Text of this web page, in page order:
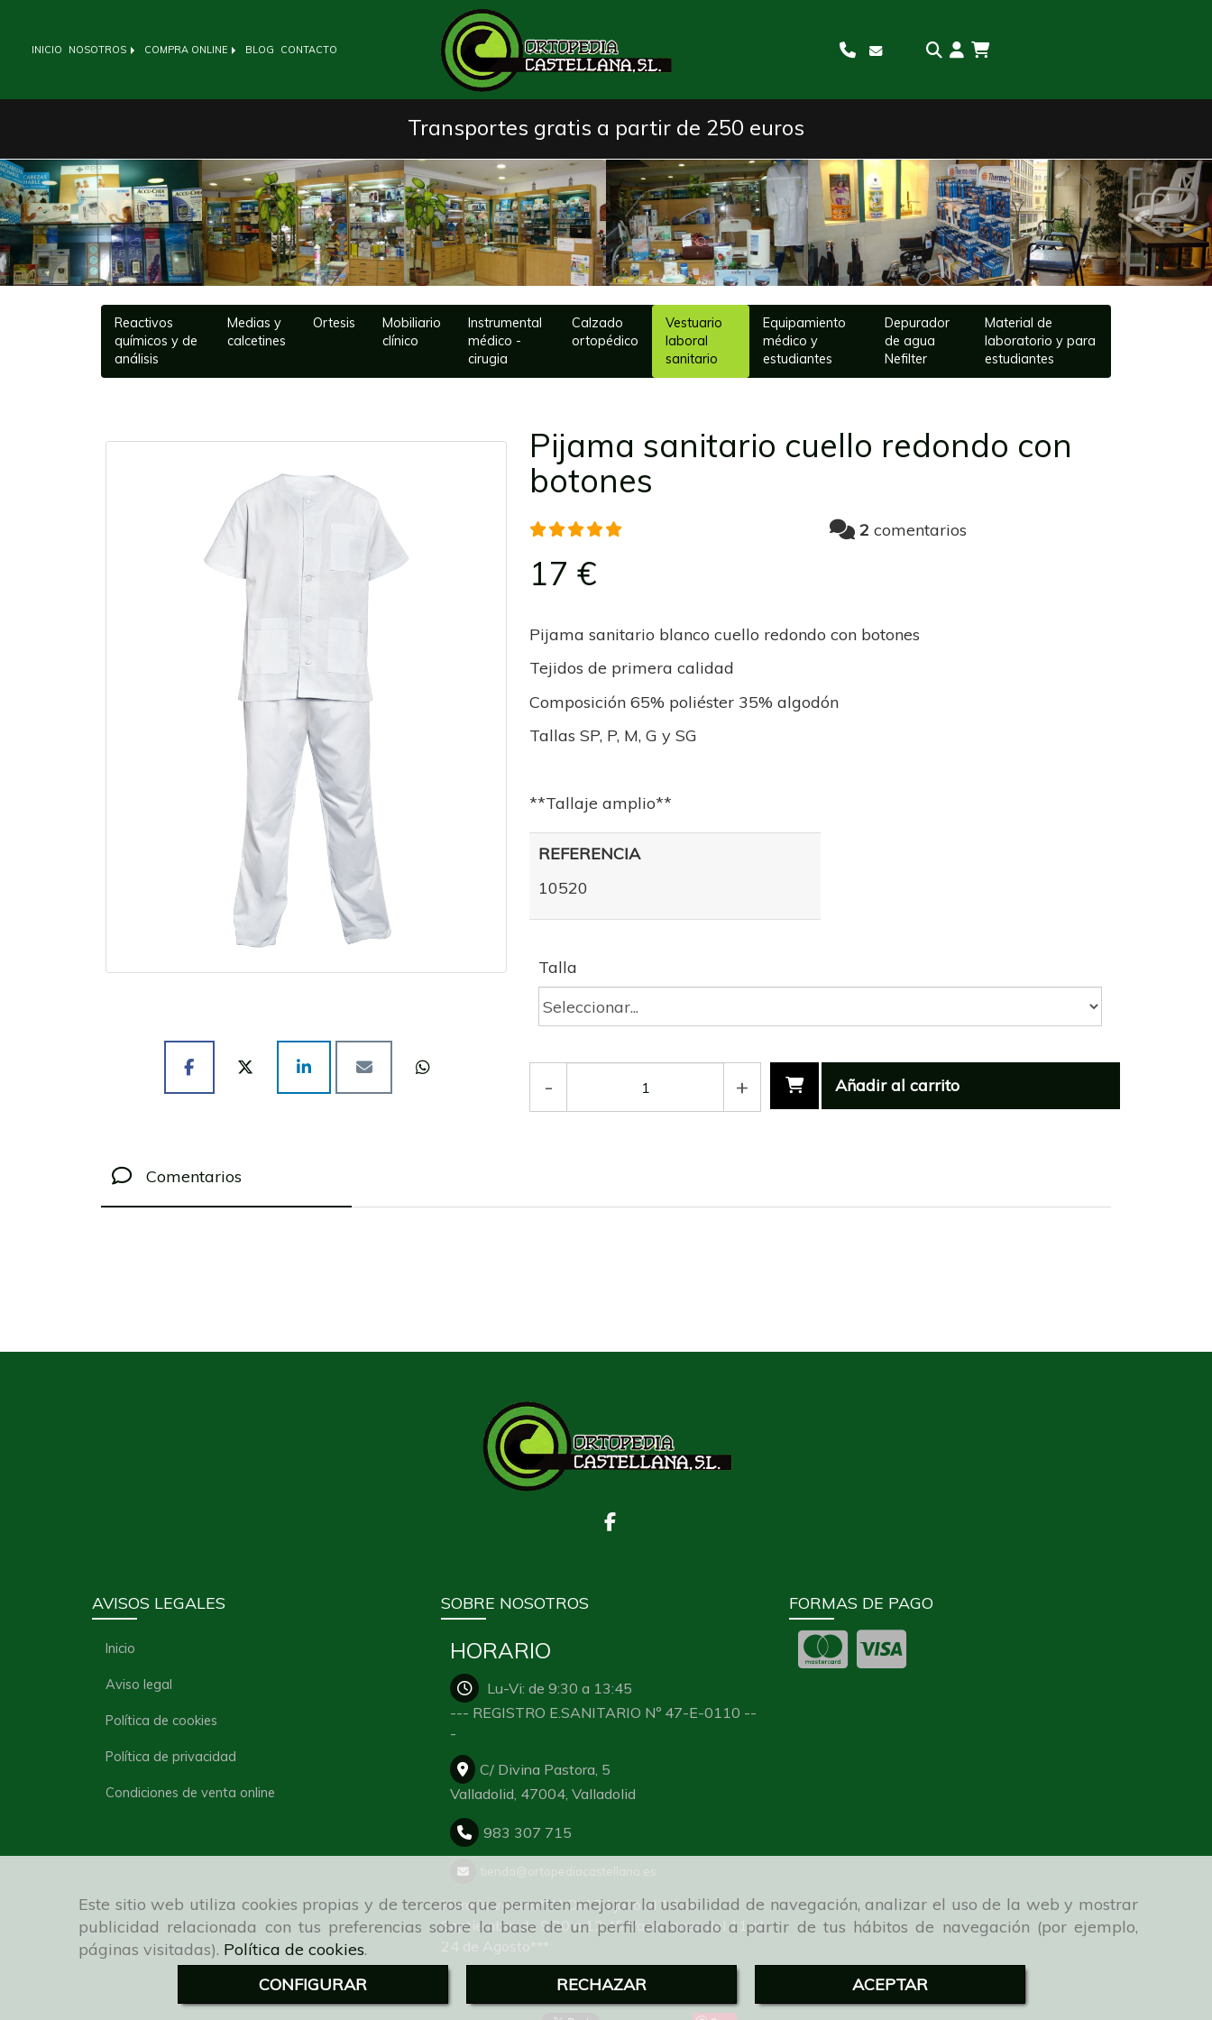
Este sitio web utiliza cookies propias y de terceros que permiten mejorar la usabilidad de navegación, analizar el uso de la web y mostrar
publicidad relacionada con tus preferencias sobre la base de un perfil elaborado a partir de tus hábitos de navegación (por ejemplo,
páginas visitadas). Política de cookies.
CONFIGURAR
RECHAZAR ACEPTAR
INICIO NOSOTROS COMPRA ONLINE BLOG CONTACTO
Transportes gratis a partir de 250 euros
Anterior
Reactivos
químicos y de
análisis
Medias y
calcetines
Ortesis
Mobiliario
clínico
Instrumental
médico -
cirugia
Calzado
ortopédico
Vestuario
laboral
sanitario
Equipamiento
médico y
estudiantes
Depurador
de agua
Nefilter
Material de
laboratorio y para
estudiantes
Pijama sanitario cuello redondo con
botones
2 comentarios
17 €
Pijama sanitario blanco cuello redondo con botones
Tejidos de primera calidad
Composición 65% poliéster 35% algodón
Tallas SP, P, M, G y SG
**Tallaje amplio**
REFERENCIA
10520
Talla
- + Añadir al carrito
Comentarios
AVISOS LEGALES
Inicio
Aviso legal
Política de cookies
Política de privacidad
Condiciones de venta online
SOBRE NOSOTROS
HORARIO
Lu-Vi: de 9:30 a 13:45
--- REGISTRO E.SANITARIO Nº 47-E-0110 --
-
C/ Divina Pastora, 5
Valladolid, 47004, Valladolid
983 307 715
tienda ortopediacastellana.es
Horario verano**** Del 24 julio al 14 de
Septiembre de 9:30 a 13:45 Vacaciones del 11 al
24 de Agosto***
FORMAS DE PAGO
Síguenos